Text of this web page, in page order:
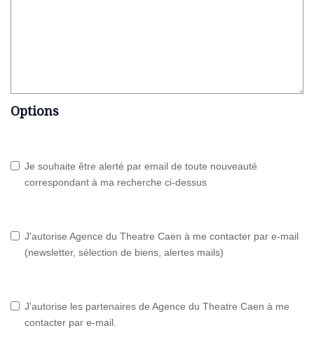
Options
Je souhaite être alerté par email de toute nouveauté
correspondant à ma recherche ci-dessus
J'autorise Agence du Theatre Caen à me contacter par e-mail
(newsletter, sélection de biens, alertes mails)
J'autorise les partenaires de Agence du Theatre Caen à me
contacter par e-mail.